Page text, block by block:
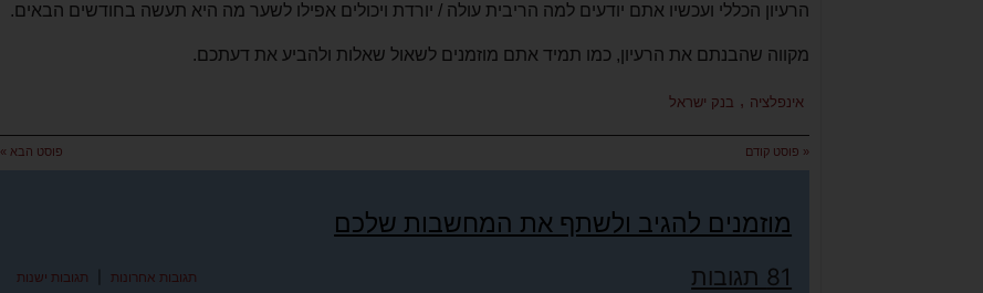
הרעיון הכללי ועכשיו אתם יודעים למה הריבית עולה / יורדת ויכולים אפילו לשער מה היא תעשה בחודשים הבאים.
מקווה שהבנתם את הרעיון, כמו תמיד אתם מוזמנים לשאול שאלות ולהביע את דעתכם.
אינפלציה , בנק ישראל
« פוסט קודם פוסט הבא »
מוזמנים להגיב ולשתף את המחשבות שלכם
81 תגובות תגובות אחרונות תגובות ישנות